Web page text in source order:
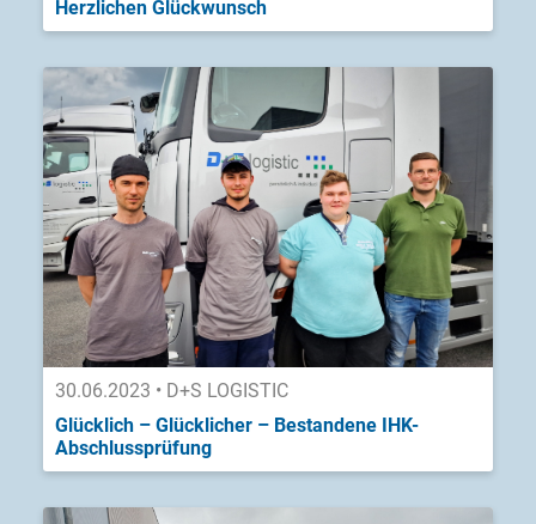
Herzlichen Glückwunsch
30.06.2023 • D+S LOGISTIC
Glücklich – Glücklicher – Bestandene IHK-
Abschlussprüfung